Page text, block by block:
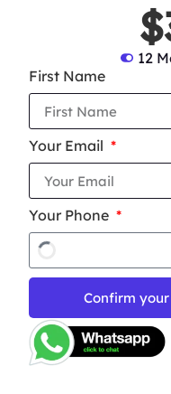
12
First Name
Your Email
Your Phone
Confirm